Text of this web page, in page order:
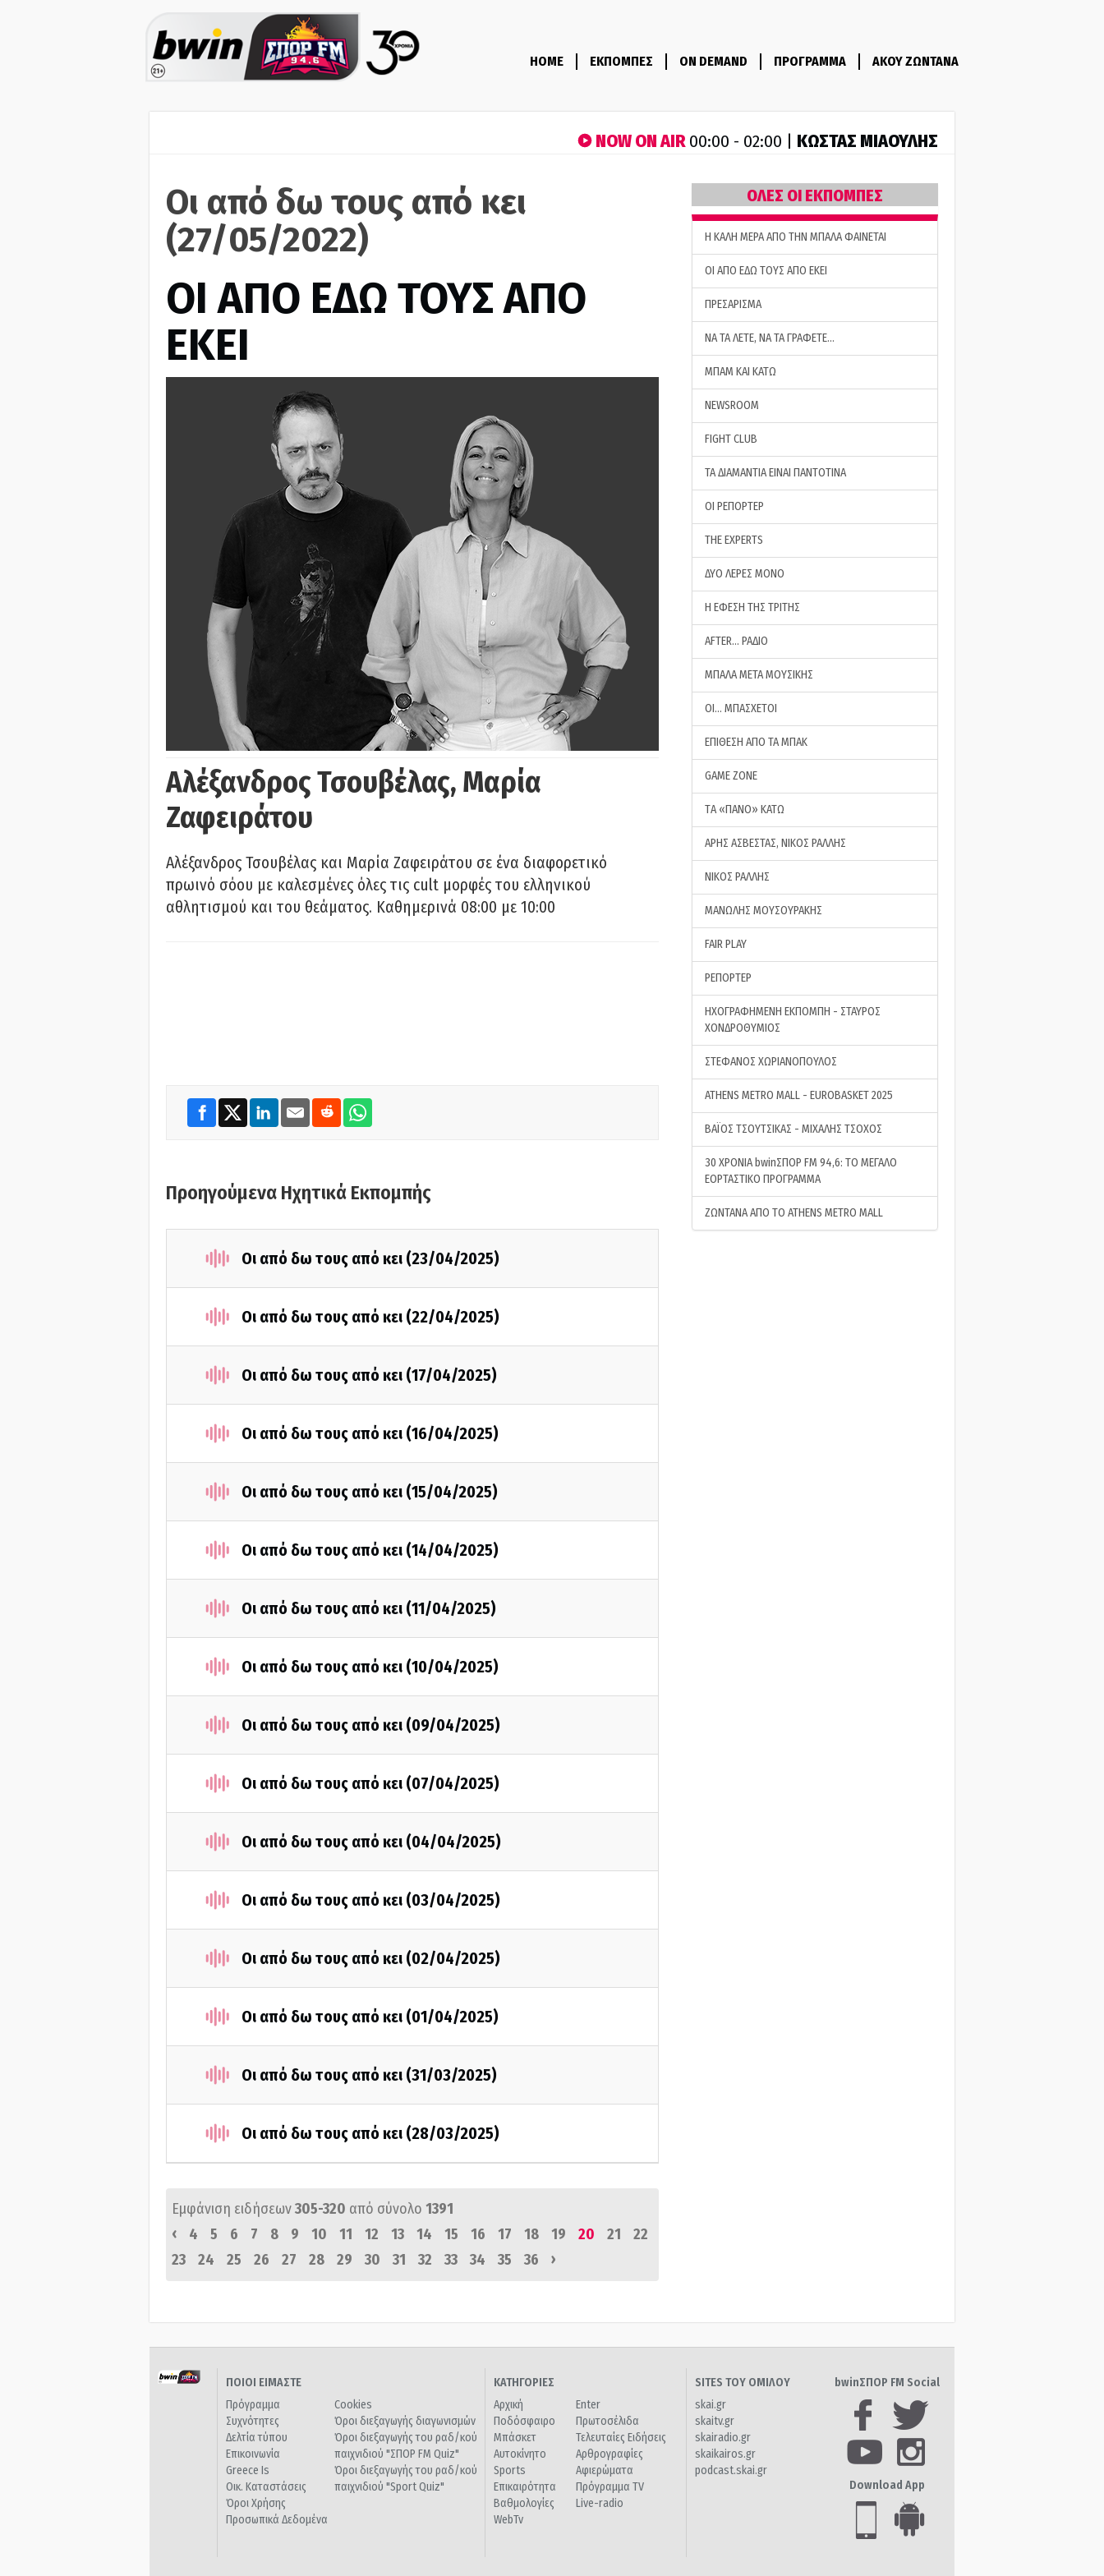
HOME ΕΚΠΟΜΠΕΣ ON DEMAND ΠΡΟΓΡΑΜΜΑ ΑΚΟΥ ΖΩΝΤΑΝΑ
NOW ON AIR00:00 - 02:00 | ΚΩΣΤΑΣ ΜΙΑΟΥΛΗΣ
Οι από δω τους από κει
(27/05/2022)
ΟΙ ΑΠΟ ΕΔΩ ΤΟΥΣ ΑΠΟ
ΕΚΕΙ
Αλέξανδρος Τσουβέλας, Μαρία
Ζαφειράτου
Αλέξανδρος Τσουβέλας και Μαρία Ζαφειράτου σε ένα διαφορετικό
πρωινό σόου με καλεσμένες όλες τις cult μορφές του ελληνικού
αθλητισμού και του θεάματος. Καθημερινά 08:00 με 10:00
Προηγούμενα Ηχητικά Εκπομπής
Οι από δω τους από κει (23/04/2025)
Οι από δω τους από κει (22/04/2025)
Οι από δω τους από κει (17/04/2025)
Οι από δω τους από κει (16/04/2025)
Οι από δω τους από κει (15/04/2025)
Οι από δω τους από κει (14/04/2025)
Οι από δω τους από κει (11/04/2025)
Οι από δω τους από κει (10/04/2025)
Οι από δω τους από κει (09/04/2025)
Οι από δω τους από κει (07/04/2025)
Οι από δω τους από κει (04/04/2025)
Οι από δω τους από κει (03/04/2025)
Οι από δω τους από κει (02/04/2025)
Οι από δω τους από κει (01/04/2025)
Οι από δω τους από κει (31/03/2025)
Οι από δω τους από κει (28/03/2025)
Εμφάνιση ειδήσεων305-320 από σύνολο 1391
‹
4 5 6 7 8 9 10 11 12 13 14 15 16 17 18 19 20 21
22
23
24 25 26 27 28 29 30 31 32 33 34 35 36 ›
ΟΛΕΣ ΟΙ ΕΚΠΟΜΠΕΣ
H ΚΑΛΗ ΜΕΡΑ ΑΠΟ ΤΗΝ ΜΠΑΛΑ ΦΑΙΝΕΤΑΙ
ΟΙ ΑΠΟ ΕΔΩ ΤΟΥΣ ΑΠΟ ΕΚΕΙ
ΠΡΕΣΑΡΙΣΜΑ
ΝΑ ΤΑ ΛΕΤΕ, ΝΑ ΤΑ ΓΡΑΦΕΤΕ…
ΜΠΑΜ ΚΑΙ ΚΑΤΩ
NEWSROOM
FIGHT CLUB
ΤΑ ΔΙΑΜΑΝΤΙΑ ΕΙΝΑΙ ΠΑΝΤΟΤΙΝΑ
ΟΙ ΡΕΠΟΡΤΕΡ
THE EXPERTS
ΔΥΟ ΛΕΡΕΣ ΜΟΝΟ
Η ΕΦΕΣΗ ΤΗΣ ΤΡΙΤΗΣ
AFTER… ΡΑΔΙΟ
ΜΠΑΛΑ ΜΕΤΑ ΜΟΥΣΙΚΗΣ
ΟΙ… ΜΠΑΣΧΕΤΟΙ
ΕΠΙΘΕΣΗ ΑΠΟ ΤΑ ΜΠΑΚ
GAME ZONE
ΤA «ΠΑΝΟ» ΚΑΤΩ
ΑΡΗΣ ΑΣΒΕΣΤΑΣ, ΝΙΚΟΣ ΡΑΛΛΗΣ
ΝΙΚΟΣ ΡΑΛΛΗΣ
ΜΑΝΩΛΗΣ ΜΟΥΣΟΥΡΑΚΗΣ
FAIR PLAY
ΡΕΠΟΡΤΕΡ
ΗΧΟΓΡΑΦΗΜΕΝΗ ΕΚΠΟΜΠΗ - ΣΤΑΥΡΟΣ
ΧΟΝΔΡΟΘΥΜΙΟΣ
ΣΤΕΦΑΝΟΣ ΧΩΡΙΑΝΟΠΟΥΛΟΣ
ATHENS METRO MALL - EUROBASKET 2025
ΒΑΪΟΣ ΤΣΟΥΤΣΙΚΑΣ - ΜΙΧΑΛΗΣ ΤΣΟΧΟΣ
30 ΧΡΟΝΙΑ bwinΣΠΟΡ FM 94,6: ΤΟ ΜΕΓΑΛΟ
ΕΟΡΤΑΣΤΙΚΟ ΠΡΟΓΡΑΜΜΑ
ΖΩΝΤΑΝΑ ΑΠΟ ΤΟ ATHENS METRO MALL
ΠΟΙΟΙ ΕΙΜΑΣΤΕ
Πρόγραμμα
Συχνότητες
Δελτία τύπου
Επικοινωνία
Greece Is
Οικ. Καταστάσεις
Όροι Χρήσης
Προσωπικά Δεδομένα
Cookies
Όροι διεξαγωγής διαγωνισμών
Όροι διεξαγωγής του ραδ/κού
παιχνιδιού "ΣΠΟΡ FM Quiz"
Όροι διεξαγωγής του ραδ/κού
παιχνιδιού "Sport Quiz"
ΚΑΤΗΓΟΡΙΕΣ
Αρχική
Ποδόσφαιρο
Μπάσκετ
Αυτοκίνητο
Sports
Επικαιρότητα
Βαθμολογίες
WebTv
Enter
Πρωτοσέλιδα
Τελευταίες Ειδήσεις
Αρθρογραφίες
Αφιερώματα
Πρόγραμμα TV
Live-radio
SITES ΤΟΥ ΟΜΙΛΟΥ
skai.gr
skaitv.gr
skairadio.gr
skaikairos.gr
podcast.skai.gr
bwinΣΠΟΡ FM Social
Download App